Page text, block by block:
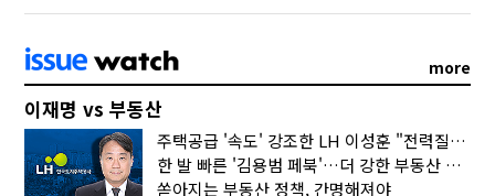
more
이재명 vs 부동산
주택공급 '속도' 강조한 LH 이성훈 "전력질주해야"
한 발 빠른 '김용범 페북'…더 강한 부동산 규제 나오나
쏟아지는 부동산 정책, 간명해져야